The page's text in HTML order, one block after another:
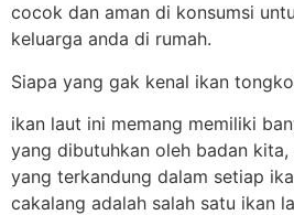
cocok dan aman di konsumsi
keluarga anda di rumah.
Siapa yang gak kenal ikan
ikan laut ini memang memiliki
yang dibutuhkan oleh badan
yang terkandung dalam setiap
cakalang adalah salah satu ikan